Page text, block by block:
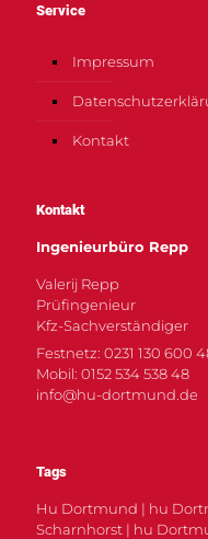
Service
Impressum
Kontakt
Kontakt
Ingenieurbüro Repp
Valerij Repp
Prüfingenieur
Kfz-Sachverständiger
Festnetz: 0231 130 600
Mobil: 0152 534 538 48
info@hu-dortmund.de
Tags
Hu Dortmund | hu
Scharnhorst | hu